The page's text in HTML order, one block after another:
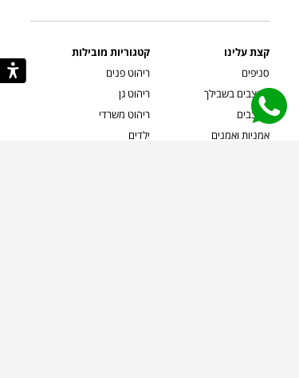
קצת עלינו
סניפים
מעצבים בשבילך
מעצבים
אמניות ואמנים
קטגוריות מובילות
ריהוט פנים
ריהוט גן
ריהוט משרדי
ילדים